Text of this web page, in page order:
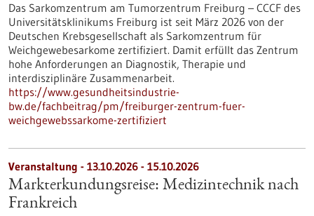
Das Sarkomzentrum am Tumorzentrum Freiburg – CCCF des
Universitätsklinikums Freiburg ist seit März 2026 von der
Deutschen Krebsgesellschaft als Sarkomzentrum für
Weichgewebesarkome zertifiziert. Damit erfüllt das Zentrum
hohe Anforderungen an Diagnostik, Therapie und
interdisziplinäre Zusammenarbeit.
https://www.gesundheitsindustrie-
bw.de/fachbeitrag/pm/freiburger-zentrum-fuer-
weichgewebssarkome-zertifiziert
Veranstaltung - 13.10.2026 - 15.10.2026
Markterkundungsreise: Medizintechnik nach
Frankreich